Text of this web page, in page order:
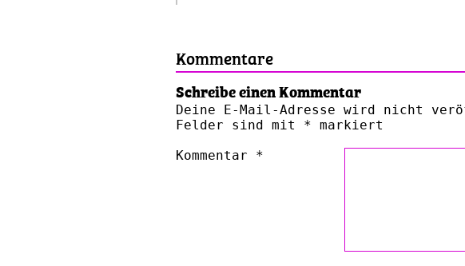
Kommentare
Schreibe einen Kommentar
Deine E-Mail-Adresse wird nicht
Felder sind mit * markiert
Kommentar *